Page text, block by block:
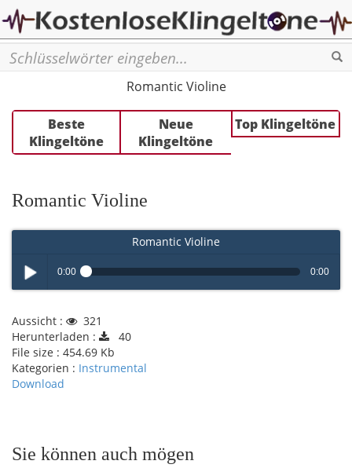
Romantic Violine
Beste
Klingeltöne
Neue
Klingeltöne
Top Klingeltöne
Romantic Violine
Romantic Violine
Play /
0:00 0:00
Aussicht :
321
Herunterladen :
40
File size : 454.69 Kb
Kategorien : Instrumental
Download
Sie können auch mögen